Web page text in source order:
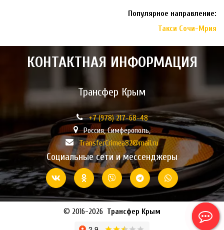
Популярное направление:
Такси Сочи-Мрия
КОНТАКТНАЯ ИНФОРМАЦИЯ
Трансфер Крым
+7 (978)217-68-48
Россия,Симферополь,
TransferCrimea82@mail.ru
Социальные сети и мессенджеры
© 2016-2026 Трансфер Крым